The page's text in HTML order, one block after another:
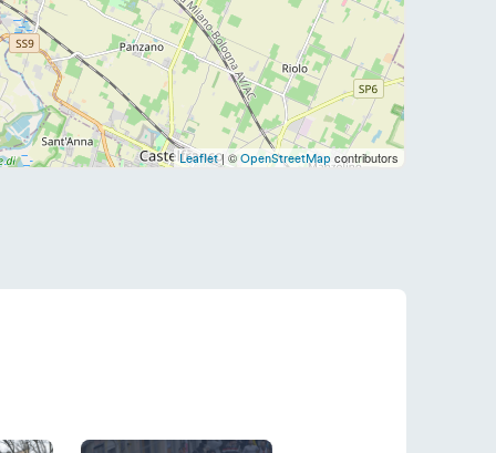
Leaflet| © OpenStreetMap contributors